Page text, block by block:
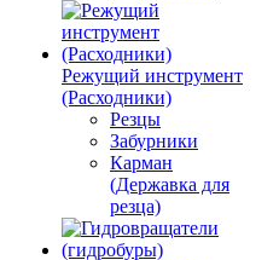
Режущий инструмент
(Расходники)
Резцы
Забурники
Карман
(Державка для
резца)